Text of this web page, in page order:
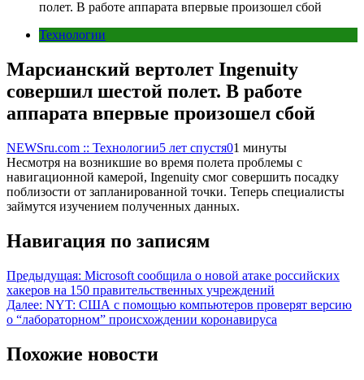
полет. В работе аппарата впервые произошел сбой
Технологии
Марсианский вертолет Ingenuity
совершил шестой полет. В работе
аппарата впервые произошел сбой
NEWSru.com :: Технологии5 лет спустя01 минуты
Несмотря на возникшие во время полета проблемы с
навигационной камерой, Ingenuity смог совершить посадку
поблизости от запланированной точки. Теперь специалисты
займутся изучением полученных данных.
Навигация по записям
Предыдущая: Microsoft сообщила о новой атаке российских
хакеров на 150 правительственных учреждений
Далее: NYT: США с помощью компьютеров проверят версию
о “лабораторном” происхождении коронавируса
Похожие новости